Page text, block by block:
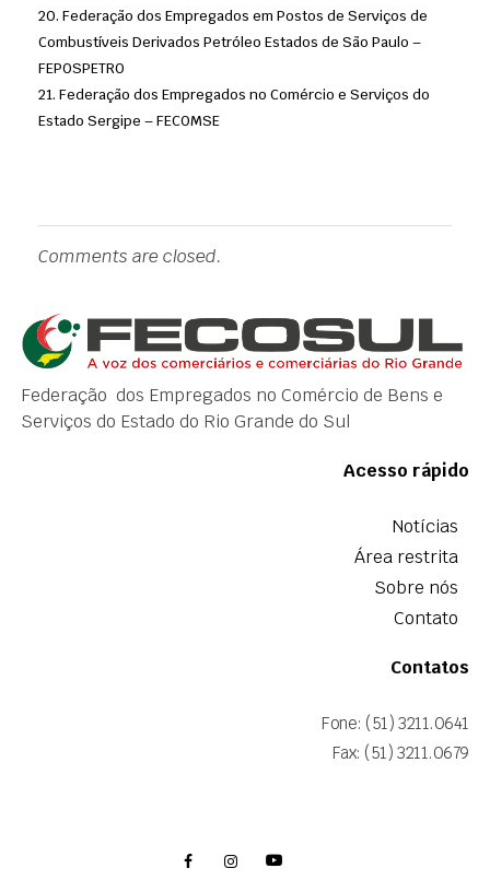
Federação dos Empregados em Postos de Serviços de
Combustíveis Derivados Petróleo Estados de São Paulo –
FEPOSPETRO
Federação dos Empregados no Comércio e Serviços do
Estado Sergipe – FECOMSE
Comments are closed.
Federação dos Empregados no Comércio de Bens e
Serviços do Estado do Rio Grande do Sul
Acesso rápido
Notícias
Área restrita
Sobre nós
Contato
Contatos
Fone: (51) 3211.0641
Fax: (51) 3211.0679